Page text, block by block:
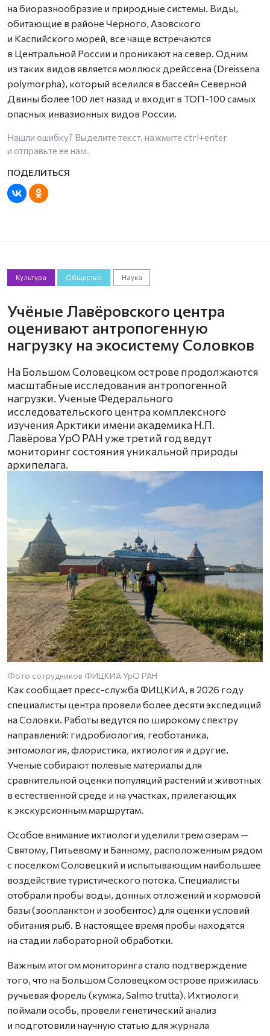
на биоразнообразие и природные системы. Виды,
обитающие в районе Черного, Азовского
и Каспийского морей, все чаще встречаются
в Центральной России и проникают на север. Одним
из таких видов является моллюск дрейссена (Dreissena
polymorpha), который вселился в бассейн Северной
Двины более 100 лет назад и входит в ТОП-100 самых
опасных инвазионных видов России.
Нашли ошибку? Выделите текст, нажмите ctrl+enter
и отправьте ее нам.
Культура Общество Наука
Учёные Лавёровского центра
оценивают антропогенную
нагрузку на экосистему Соловков
На Большом Соловецком острове продолжаются
масштабные исследования антропогенной
нагрузки. Ученые Федерального
исследовательского центра комплексного
изучения Арктики имени академика Н.П.
Лавёрова УрО РАН уже третий год ведут
мониторинг состояния уникальной природы
архипелага.
Фото сотрудников ФИЦКИА УрО РАН
Как сообщает пресс-служба ФИЦКИА, в 2026 году
специалисты центра провели более десяти экспедиций
на Соловки. Работы ведутся по широкому спектру
направлений: гидробиология, геоботаника,
энтомология, флористика, ихтиология и другие.
Ученые собирают полевые материалы для
сравнительной оценки популяций растений и животных
в естественной среде и на участках, прилегающих
к экскурсионным маршрутам.
Особое внимание ихтиологи уделили трем озерам —
Святому, Питьевому и Банному, расположенным рядом
с поселком Соловецкий и испытывающим наибольшее
воздействие туристического потока. Специалисты
отобрали пробы воды, донных отложений и кормовой
базы (зоопланктон и зообентос) для оценки условий
обитания рыб. В настоящее время пробы находятся
на стадии лабораторной обработки.
Важным итогом мониторинга стало подтверждение
того, что на Большом Соловецком острове прижилась
ручьевая форель (кумжа, Salmo trutta). Ихтиологи
поймали особь, провели генетический анализ
и подготовили научную статью для журнала